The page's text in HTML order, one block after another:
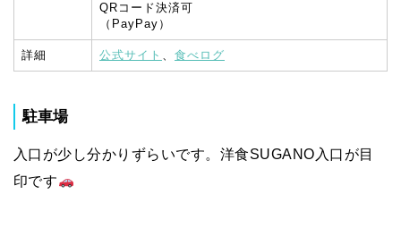
QRコード決済可
（PayPay）
詳細 公式サイト 、 食べログ
駐車場
入口が少し分かりずらいです。洋食SUGANO入口が目
印です